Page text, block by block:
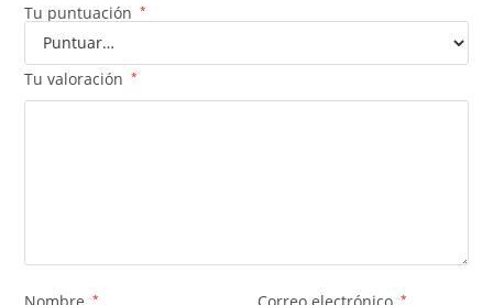
Tu puntuación *
Tu valoración *
Nombre * Correo electrónico *